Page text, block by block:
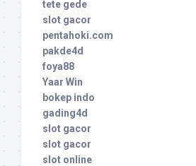
tete gede
slot gacor
pentahoki.com
pakde4d
foya88
Yaar Win
bokep indo
gading4d
slot gacor
slot gacor
slot online